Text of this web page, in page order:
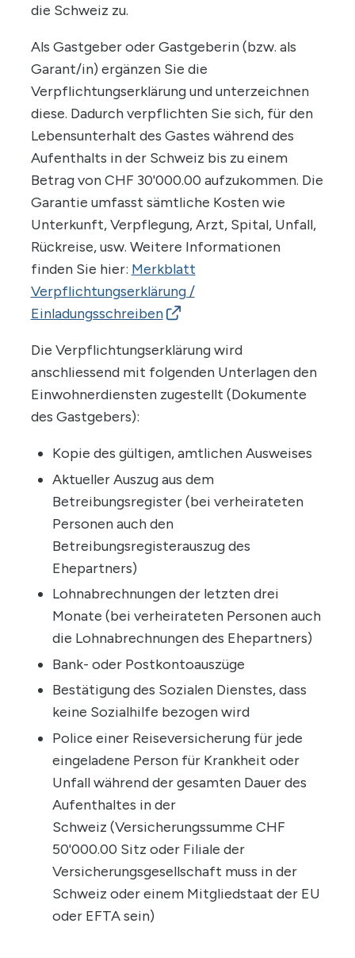
die Schweiz zu.
Als Gastgeber oder Gastgeberin (bzw. als
Garant/in) ergänzen Sie die
Verpflichtungserklärung und unterzeichnen
diese. Dadurch verpflichten Sie sich, für den
Lebensunterhalt des Gastes während des
Aufenthalts in der Schweiz bis zu einem
Betrag von CHF 30'000.00 aufzukommen. Die
Garantie umfasst sämtliche Kosten wie
Unterkunft, Verpflegung, Arzt, Spital, Unfall,
Rückreise, usw. Weitere Informationen
finden Sie hier: Merkblatt
Verpflichtungserklärung /
Einladungsschreiben
Die Verpflichtungserklärung wird
anschliessend mit folgenden Unterlagen den
Einwohnerdiensten zugestellt (Dokumente
des Gastgebers):
Kopie des gültigen, amtlichen Ausweises
Aktueller Auszug aus dem
Betreibungsregister (bei verheirateten
Personen auch den
Betreibungsregisterauszug des
Ehepartners)
Lohnabrechnungen der letzten drei
Monate (bei verheirateten Personen auch
die Lohnabrechnungen des Ehepartners)
Bank- oder Postkontoauszüge
Bestätigung des Sozialen Dienstes, dass
keine Sozialhilfe bezogen wird
Police einer Reiseversicherung für jede
eingeladene Person für Krankheit oder
Unfall während der gesamten Dauer des
Aufenthaltes in der
Schweiz (Versicherungssumme CHF
50'000.00 Sitz oder Filiale der
Versicherungsgesellschaft muss in der
Schweiz oder einem Mitgliedstaat der EU
oder EFTA sein)